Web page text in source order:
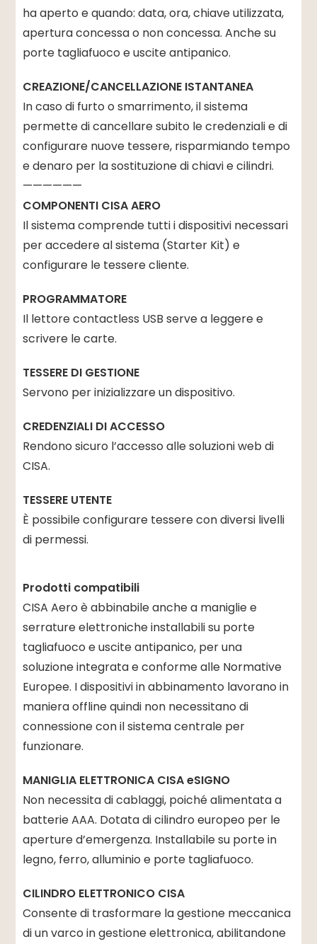
ha aperto e quando: data, ora, chiave utilizzata,
apertura concessa o non concessa. Anche su
porte tagliafuoco e uscite antipanico.
CREAZIONE/CANCELLAZIONE ISTANTANEA
In caso di furto o smarrimento, il sistema
permette di cancellare subito le credenziali e di
configurare nuove tessere, risparmiando tempo
e denaro per la sostituzione di chiavi e cilindri.
——————
COMPONENTI CISA AERO
Il sistema comprende tutti i dispositivi necessari
per accedere al sistema (Starter Kit) e
configurare le tessere cliente.
PROGRAMMATORE
Il lettore contactless USB serve a leggere e
scrivere le carte.
TESSERE DI GESTIONE
Servono per inizializzare un dispositivo.
CREDENZIALI DI ACCESSO
Rendono sicuro l’accesso alle soluzioni web di
CISA.
TESSERE UTENTE
È possibile configurare tessere con diversi livelli
di permessi.
Prodotti compatibili
CISA Aero è abbinabile anche a maniglie e
serrature elettroniche installabili su porte
tagliafuoco e uscite antipanico, per una
soluzione integrata e conforme alle Normative
Europee. I dispositivi in abbinamento lavorano in
maniera offline quindi non necessitano di
connessione con il sistema centrale per
funzionare.
MANIGLIA ELETTRONICA CISA eSIGNO
Non necessita di cablaggi, poiché alimentata a
batterie AAA. Dotata di cilindro europeo per le
aperture d’emergenza. Installabile su porte in
legno, ferro, alluminio e porte tagliafuoco.
CILINDRO ELETTRONICO CISA
Consente di trasformare la gestione meccanica
di un varco in gestione elettronica, abilitandone